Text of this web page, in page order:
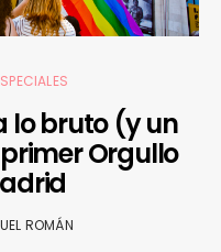
lo bruto (y un
Orgullo
ROMÁN